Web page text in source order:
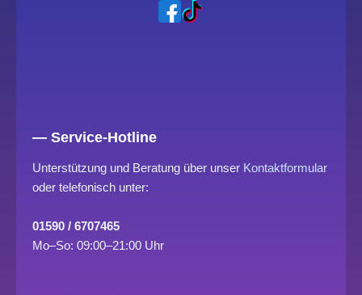
— Service-Hotline
Unterstützung und Beratung über unser Kontaktformular
oder telefonisch unter:
01590 / 6707465
Mo–So: 09:00–21:00 Uhr